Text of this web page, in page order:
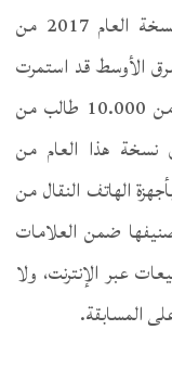
وكانت مرحلة التأهيل واختيار الفائزين في نسخة العام 2017 من
الأوسط قد استمرت
على مدار ستة أشهر وشهدت مشاركة أكثر من 10.000 طالب من
نسخة هذا العام من
الهاتف النقال من
ضمن العلامات
عبر الإنترنت، ولا
المسابقة.